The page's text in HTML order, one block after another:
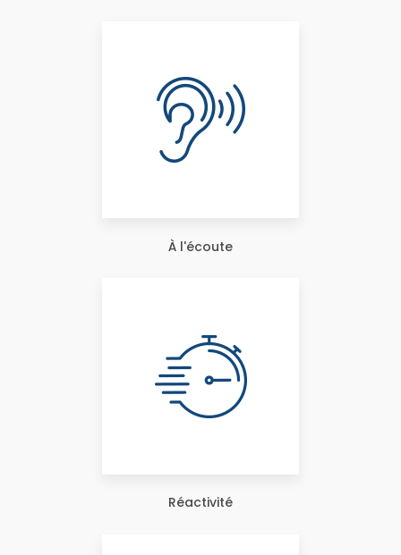
À l'écoute
Réactivité